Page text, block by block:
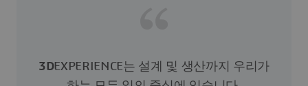
3DEXPERIENCE는 설계 및 생산까지 우리가